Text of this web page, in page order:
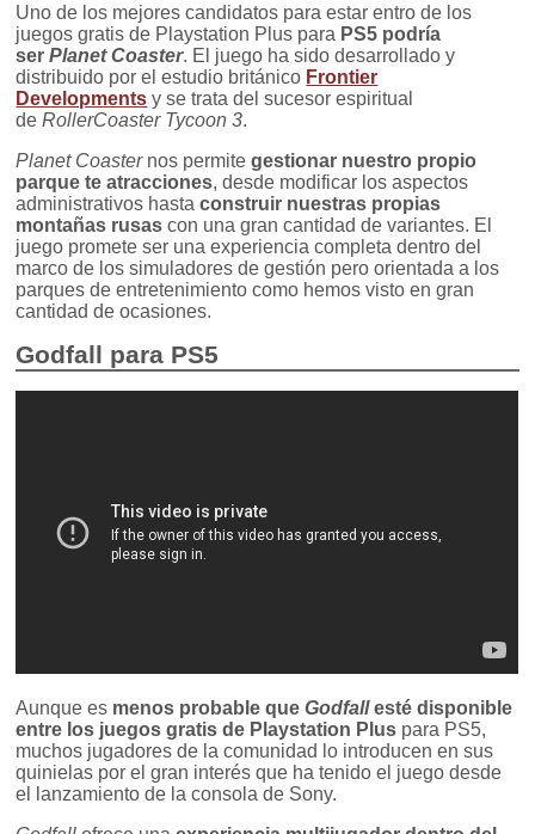
Uno de los mejores candidatos para estar entro de los
juegos gratis de Playstation Plus para PS5 podría
serPlanet Coaster. El juego ha sido desarrollado y
distribuido por el estudio británico Frontier
Developments y se trata del sucesor espiritual
deRollerCoaster Tycoon 3.
Planet Coasternos permitegestionar nuestro propio
parque te atracciones, desde modificar los aspectos
administrativos hastaconstruir nuestras propias
montañas rusas con una gran cantidad de variantes. El
juego promete ser una experiencia completa dentro del
marco de los simuladores de gestión pero orientada a los
parques de entretenimiento como hemos visto en gran
cantidad de ocasiones.
Godfall para PS5
Aunque es menos probable queGodfall esté disponible
entre los juegos gratis de Playstation Plus para PS5,
muchos jugadores de la comunidad lo introducen en sus
quinielas por el gran interés que ha tenido el juego desde
el lanzamiento de la consola de Sony.